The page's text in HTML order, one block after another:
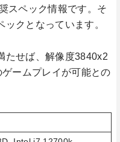
スペック情報です。そ
クとなっています。
たせば、解像度3840x2
ームプレイが可能との